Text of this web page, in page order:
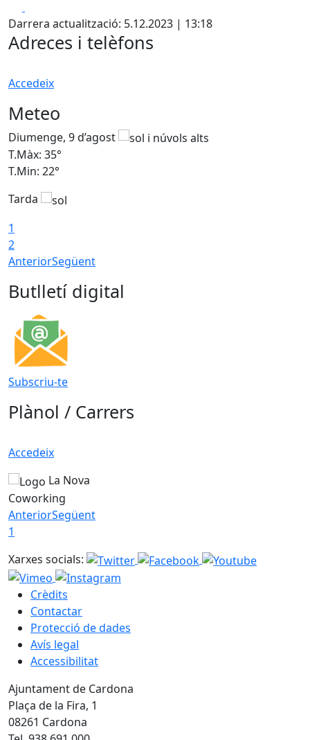
Darrera actualització: 5.12.2023 | 13:18
Adreces i telèfons
Accedeix
Meteo
Diumenge, 9 d’agost
T.Màx: 35°
T.Min: 22°
Tarda
1
2
AnteriorSegüent
Butlletí digital
Subscriu-te
Plànol / Carrers
Accedeix
La Nova
Coworking
AnteriorSegüent
1
Xarxes socials:
Crèdits
Contactar
Protecció de dades
Avís legal
Accessibilitat
Ajuntament de Cardona
Plaça de la Fira, 1
08261 Cardona